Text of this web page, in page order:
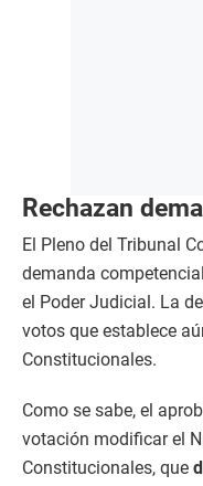
Rechazan
El Pleno del Tribunal
demanda
el Poder Judicial. La
votos que establece
Constitucionales.
Como se sabe, el
votación modificar el
Constitucionales, que